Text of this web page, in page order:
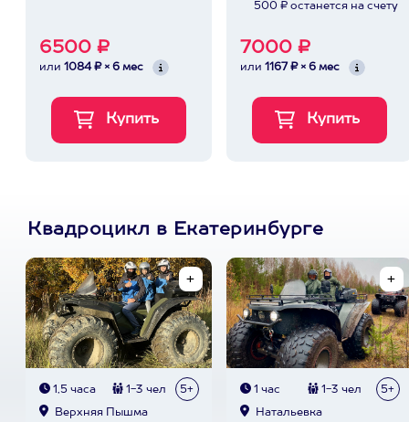
6500 ₽
или 1084 ₽ × 6 мес
500 ₽ останется на счету
7000 ₽
или 1167 ₽ × 6 мес
Квадроцикл в Екатеринбурге
1,5 часа 1-3 чел 5+
Верхняя Пышма
1 час 1-3 чел 5+
Натальевка